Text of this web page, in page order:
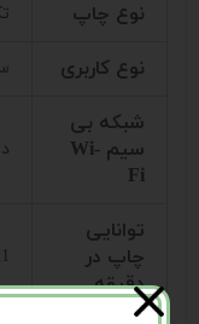
نوع چاپ
نوع کاربری
شبکه بی
سیم Wi-
Fi
توانایی
چاپ در
دقیقه